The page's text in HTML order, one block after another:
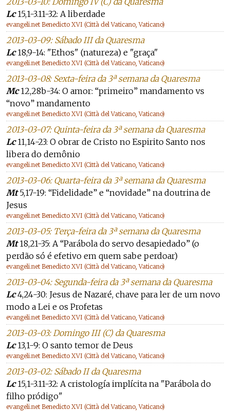
Lc15,1-3.11-32: A liberdade
evangeli.net Benedicto XVI (Città del Vaticano, Vaticano)
2013-03-09: Sábado III da Quaresma
Lc18,9-14: "Ethos" (natureza) e "graça"
evangeli.net Benedicto XVI (Città del Vaticano, Vaticano)
2013-03-08: Sexta-feira da 3ª semana da Quaresma
Mc12,28b-34: O amor: “primeiro” mandamento vs
“novo” mandamento
evangeli.net Benedicto XVI (Città del Vaticano, Vaticano)
2013-03-07: Quinta-feira da 3ª semana da Quaresma
Lc11,14-23: O obrar de Cristo no Espirito Santo nos
libera do demônio
evangeli.net Benedicto XVI (Città del Vaticano, Vaticano)
2013-03-06: Quarta-feira da 3ª semana da Quaresma
Mt5,17-19: “Fidelidade” e “novidade” na doutrina de
Jesus
evangeli.net Benedicto XVI (Città del Vaticano, Vaticano)
2013-03-05: Terça-feira da 3ª semana da Quaresma
Mt18,21-35: A “Parábola do servo desapiedado” (o
perdão só é efetivo em quem sabe perdoar)
evangeli.net Benedicto XVI (Città del Vaticano, Vaticano)
2013-03-04: Segunda-feira da 3ª semana da Quaresma
Lc4,24-30: Jesus de Nazaré, chave para ler de um novo
modo a Lei e os Profetas
evangeli.net Benedicto XVI (Città del Vaticano, Vaticano)
2013-03-03: Domingo III (C) da Quaresma
Lc13,1-9: O santo temor de Deus
evangeli.net Benedicto XVI (Città del Vaticano, Vaticano)
2013-03-02: Sábado II da Quaresma
Lc15,1-3.11-32: A cristología implícita na "Parábola do
filho pródigo"
evangeli.net Benedicto XVI (Città del Vaticano, Vaticano)